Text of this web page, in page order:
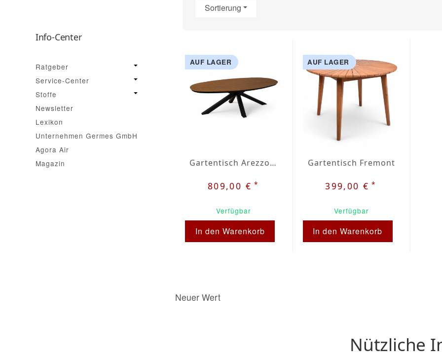
Sortierung
AUF LAGER
Gartentisch Arezzo oval
809,00 €*
Verfügbar
In den Warenkorb
AUF LAGER
Gartentisch Fremont
399,00 €*
Verfügbar
In den Warenkorb
Neuer Wert
Nützliche
Info-Center
Ratgeber
Service-Center
Stoffe
Newsletter
Lexikon
Unternehmen Germes GmbH
Agora Air
Magazin